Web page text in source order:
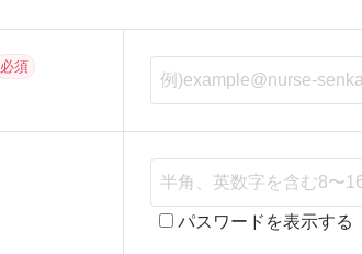
必須
パスワードを表示する